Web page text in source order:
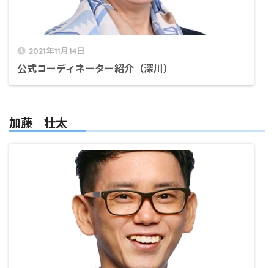
2021年11月14日
公式コーディネーター紹介（深川）
加藤 壮太